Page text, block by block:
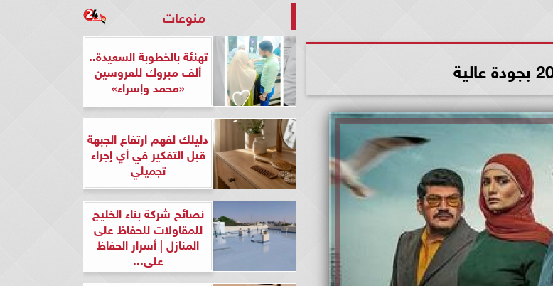
منوعات
تهنئة بالخطوبة السعيدة..
ألف مبروك للعروسين
«محمد وإسراء»
دليلك لفهم ارتفاع الجبهة
قبل التفكير في أي إجراء
تجميلي
نصائح شركة بناء الخليج
للمقاولات للحفاظ على
المنازل | أسرار الحفاظ
على...